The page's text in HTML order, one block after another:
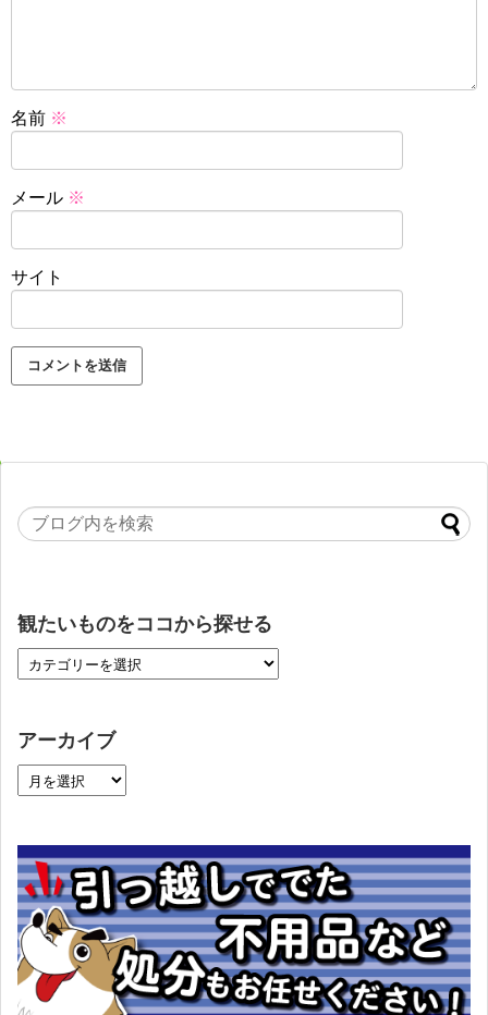
名前 ※
メール ※
サイト
観たいものをココから探せる
アーカイブ